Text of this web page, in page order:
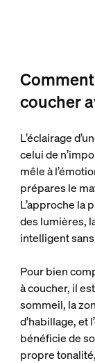
coucher
L’éclairage
celui de
mêle à
prépares le
L’approche la
des lumières,
intelligent
Pour bien
à coucher, il
sommeil, la
d’habillage, et
bénéficie de
propre